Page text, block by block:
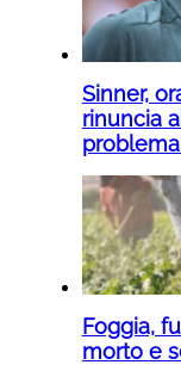
Sinner,
rinuncia
Foggia,
morto e